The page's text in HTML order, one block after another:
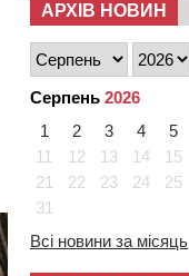
АРХІВ НОВИН
Серпень 2026
1
2 3 4 5
11
12 13 14 15
21
22 23 24 25
31
Всі новини за місяць